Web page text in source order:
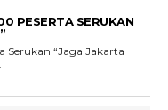
PESERTA SERUKAN
Serukan “Jaga Jakarta